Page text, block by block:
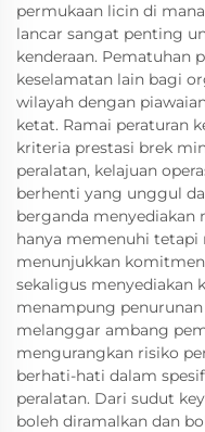
permukaan licin di
lancar sangat penting
kenderaan. Pematuhan
keselamatan lain bagi
wilayah dengan
ketat. Ramai peraturan
kriteria prestasi brek
peralatan, kelajuan
berhenti yang unggul
berganda
hanya memenuhi
menunjukkan
sekaligus menyediakan
menampung
melanggar ambang
mengurangkan risiko
berhati-hati dalam
peralatan. Dari sudut
boleh diramalkan dan